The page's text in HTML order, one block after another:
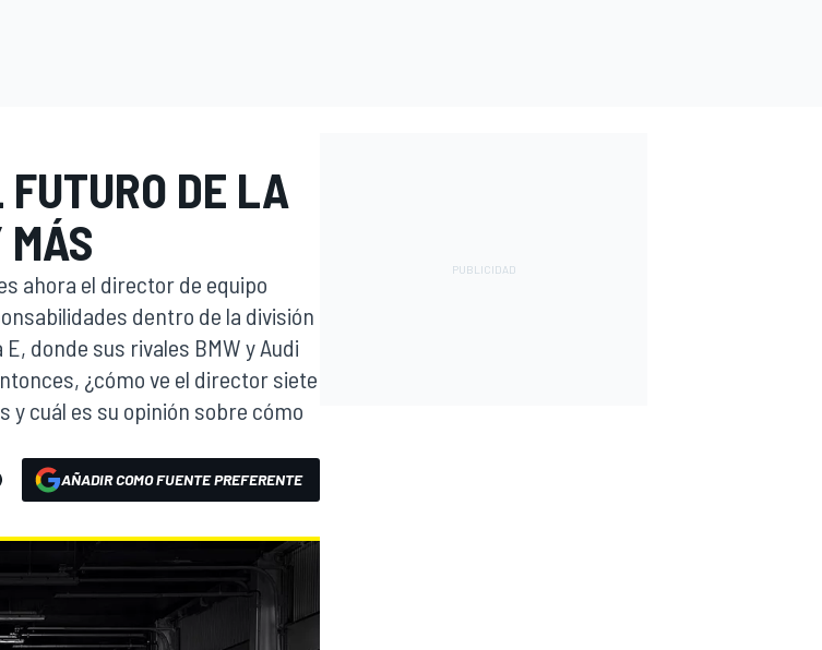
DE LA
MÁS
ahora el director de equipo
dentro de la división
donde sus rivales BMW y Audi
¿cómo ve el director siete
y cuál es su opinión sobre cómo
AÑADIR COMO FUENTE PREFERENTE